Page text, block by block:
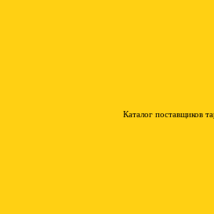
Каталог поставщиков